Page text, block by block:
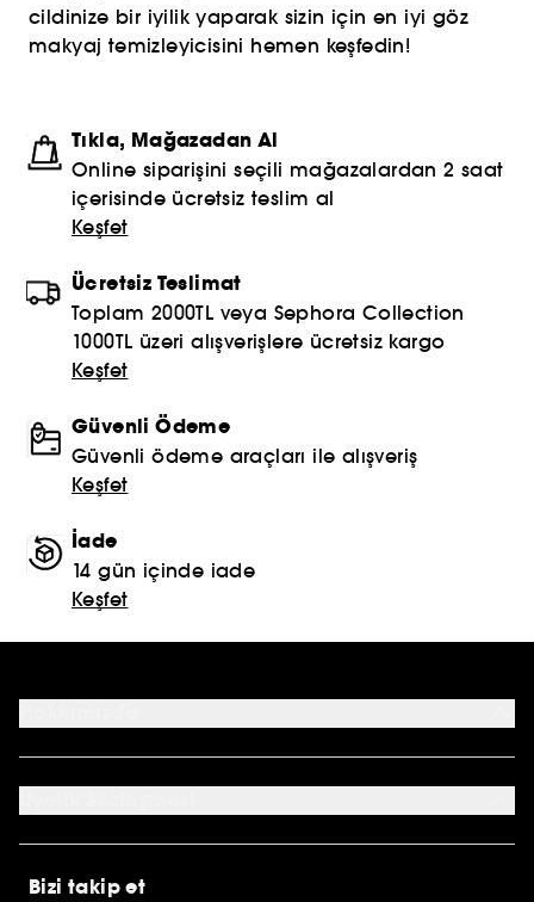
cildinize bir iyilik yaparak sizin için en iyi göz
makyaj temizleyicisini hemen keşfedin!
Tıkla, Mağazadan Al
Online siparişini seçili mağazalardan 2 saat
içerisinde ücretsiz teslim al
Keşfet
Ücretsiz Teslimat
Toplam 2000TL veya Sephora Collection
1000TL üzeri alışverişlere ücretsiz kargo
Keşfet
Güvenli Ödeme
Güvenli ödeme araçları ile alışveriş
Keşfet
İade
14 gün içinde iade
Keşfet
Mağazalar
Profil Bilgilerim
E-Hediye Kartı
Genel Şartlar ve Koşullar
Müşteri Aydınlatma Metni
Bizi takip et